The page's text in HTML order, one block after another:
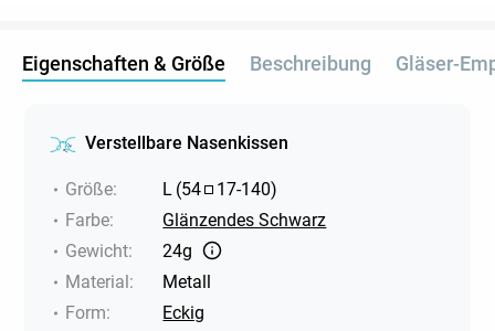
Eigenschaften & Größe Beschreibung Gläser-
Verstellbare Nasenkissen
Größe: L (54 17-140)
Farbe:
Glänzendes Schwarz
Gewicht:
24g
Material:
Metall
Form:
Eckig